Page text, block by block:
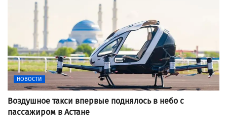
НОВОСТИ
Воздушное такси впервые поднялось в небо с
пассажиром в Астане